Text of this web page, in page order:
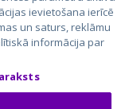
ievietošana ierīcē
un saturs, reklāmu
informācija par